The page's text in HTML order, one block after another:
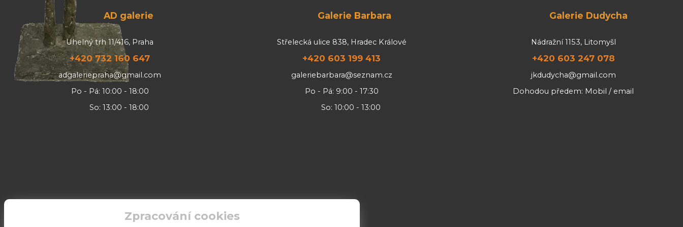
AD galerie
Uhelný trh 11/416, Praha
+420 732 160 647
adgaleriepraha@gmail.com
Po - Pá: 10:00 - 18:00
So: 13:00 - 18:00
Galerie Barbara
Střelecká ulice 838, Hradec Králové
+420 603 199 413
galeriebarbara@seznam.cz
Po - Pá: 9:00 - 17:30
So: 10:00 - 13:00
Galerie Dudycha
Nádražní 1153, Litomyšl
+420 603 247 078
jkdudycha@gmail.com
Dohodou předem: Mobil / email
Zpracování cookies